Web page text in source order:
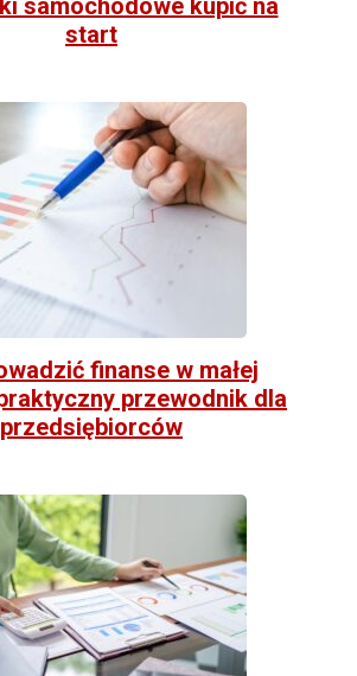
samochodowe kupić na
start
finanse w małej
przewodnik dla
przedsiębiorców